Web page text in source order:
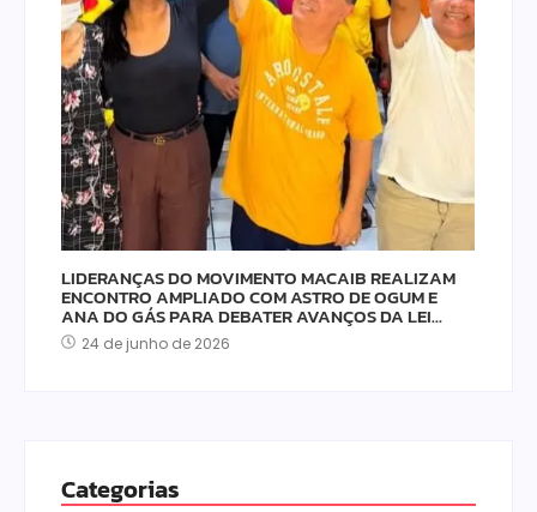
LIDERANÇAS DO MOVIMENTO MACAIB REALIZAM
ENCONTRO AMPLIADO COM ASTRO DE OGUM E
ANA DO GÁS PARA DEBATER AVANÇOS DA LEI…
24 de junho de 2026
Categorias